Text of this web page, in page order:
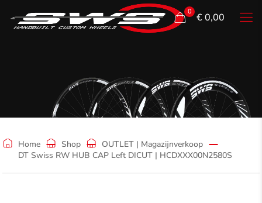
0 € 0,00
Shop
Home Shop
OUTLET | Magazijnverkoop
DT Swiss RW HUB CAP Left DICUT | HCDXXX00N2580S